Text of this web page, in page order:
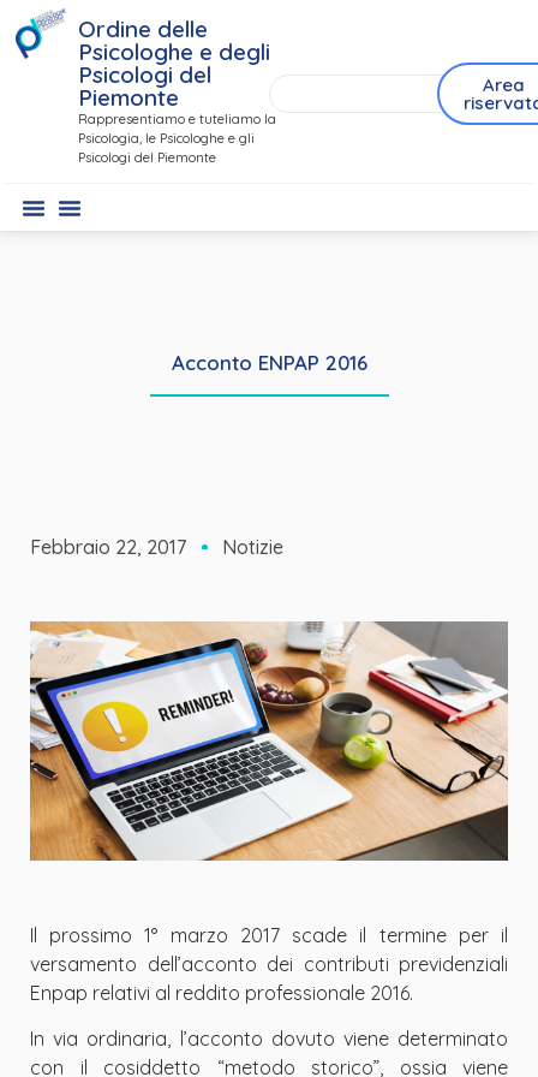
Ordine delle
Psicologhe e degli
Psicologi del
Piemonte
Rappresentiamo e tuteliamo la
Psicologia, le Psicologhe e gli
Psicologi del Piemonte
Area
Acconto ENPAP 2016
Febbraio 22, 2017 Notizie
Il prossimo 1° marzo 2017 scade il termine per il
versamento dell’acconto dei contributi previdenziali
Enpap relativi al reddito professionale 2016.
In via ordinaria, l’acconto dovuto viene determinato
con il cosiddetto “metodo storico”, ossia viene